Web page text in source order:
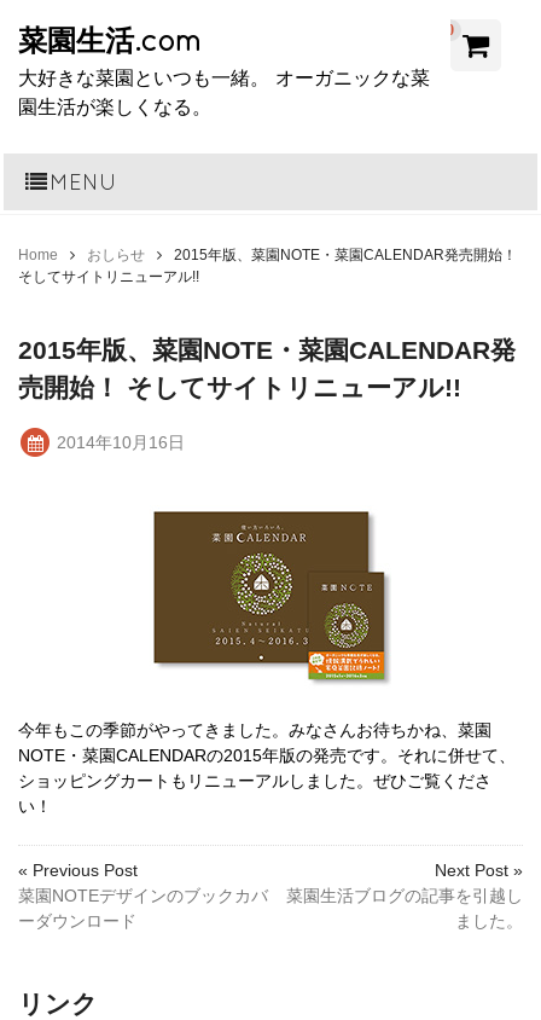
菜園生活.com
大好きな菜園といつも一緒。 オーガニックな菜
園生活が楽しくなる。
0
MENU
Home おしらせ
2015年版、菜園NOTE・菜園CALENDAR発売開始！
そしてサイトリニューアル!!
2015年版、菜園NOTE・菜園CALENDAR発
売開始！ そしてサイトリニューアル!!
2014年10月16日
今年もこの季節がやってきました。みなさんお待ちかね、菜園
NOTE・菜園CALENDARの2015年版の発売です。それに併せて、
ショッピングカートもリニューアルしました。ぜひご覧くださ
い！
« Previous Post
菜園NOTEデザインのブックカバ
ーダウンロード
Next Post »
菜園生活ブログの記事を引越し
ました。
リンク